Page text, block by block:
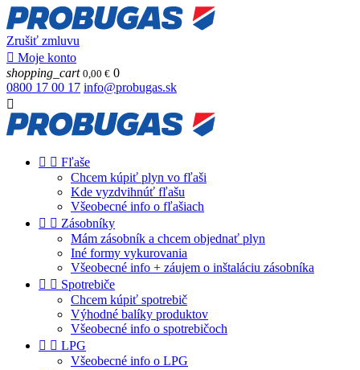
Zrušiť zmluvu
 Moje konto
shopping_cart 0,00 € 0
0800 17 00 17 info@probugas.sk

  Fľaše
Chcem kúpiť plyn vo fľaši
Kde vyzdvihnúť fľašu
Všeobecné info o fľašiach
  Zásobníky
Mám zásobník a chcem objednať plyn
Iné formy vykurovania
Všeobecné info + záujem o inštaláciu zásobníka
  Spotrebiče
Chcem kúpiť spotrebič
Výhodné balíky produktov
Všeobecné info o spotrebičoch
  LPG
Všeobecné info o LPG